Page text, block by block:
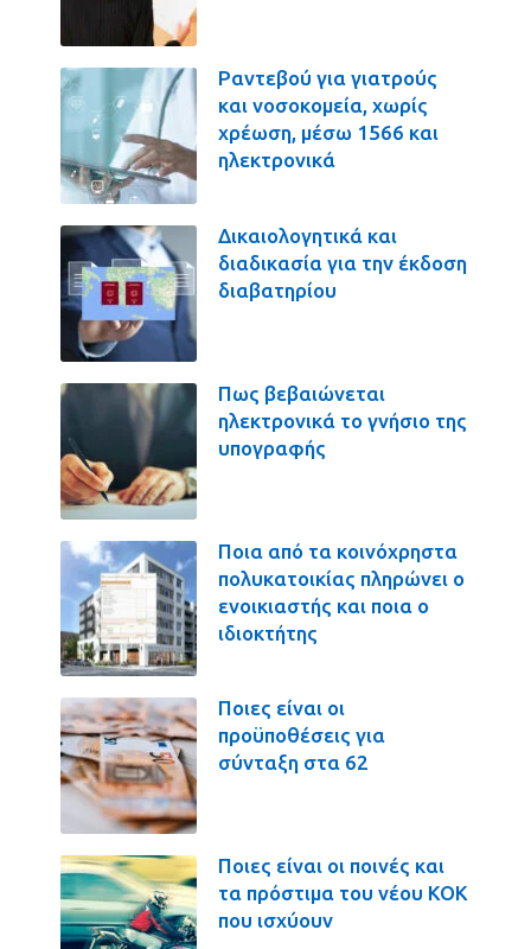
Ραντεβού για γιατρούς
και νοσοκομεία, χωρίς
χρέωση, μέσω 1566 και
ηλεκτρονικά
Δικαιολογητικά και
διαδικασία για την έκδοση
διαβατηρίου
Πως βεβαιώνεται
ηλεκτρονικά το γνήσιο της
υπογραφής
Ποια από τα κοινόχρηστα
πολυκατοικίας πληρώνει ο
ενοικιαστής και ποια ο
ιδιοκτήτης
Ποιες είναι οι
προϋποθέσεις για
σύνταξη στα 62
Ποιες είναι οι ποινές και
τα πρόστιμα του νέου ΚΟΚ
που ισχύουν